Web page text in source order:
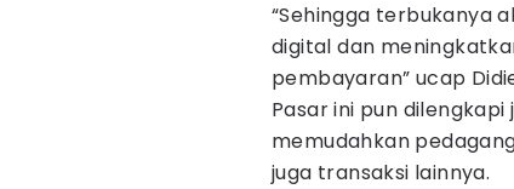
“Sehingga terbukanya
digital dan
pembayaran” ucap
Pasar ini pun
memudahkan
juga transaksi lainnya.